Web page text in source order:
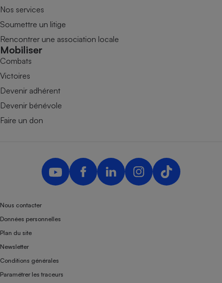
Nos services
Soumettre un litige
Rencontrer une association locale
Mobiliser
Combats
Victoires
Devenir adhérent
Devenir bénévole
Faire un don
Nous contacter
Données personnelles
Plan du site
Newsletter
Conditions générales
Paramétrer les traceurs